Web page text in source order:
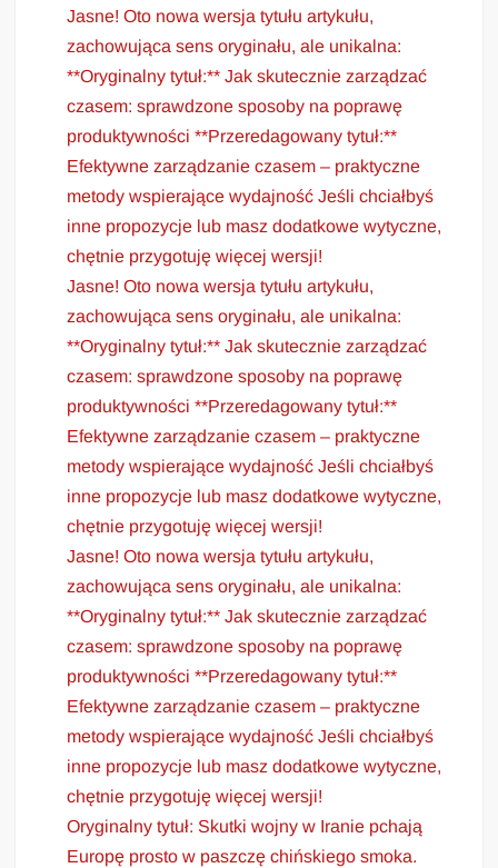
Jasne! Oto nowa wersja tytułu artykułu,
zachowująca sens oryginału, ale unikalna:
**Oryginalny tytuł:** Jak skutecznie zarządzać
czasem: sprawdzone sposoby na poprawę
produktywności **Przeredagowany tytuł:**
Efektywne zarządzanie czasem – praktyczne
metody wspierające wydajność Jeśli chciałbyś
inne propozycje lub masz dodatkowe wytyczne,
chętnie przygotuję więcej wersji!
Jasne! Oto nowa wersja tytułu artykułu,
zachowująca sens oryginału, ale unikalna:
**Oryginalny tytuł:** Jak skutecznie zarządzać
czasem: sprawdzone sposoby na poprawę
produktywności **Przeredagowany tytuł:**
Efektywne zarządzanie czasem – praktyczne
metody wspierające wydajność Jeśli chciałbyś
inne propozycje lub masz dodatkowe wytyczne,
chętnie przygotuję więcej wersji!
Jasne! Oto nowa wersja tytułu artykułu,
zachowująca sens oryginału, ale unikalna:
**Oryginalny tytuł:** Jak skutecznie zarządzać
czasem: sprawdzone sposoby na poprawę
produktywności **Przeredagowany tytuł:**
Efektywne zarządzanie czasem – praktyczne
metody wspierające wydajność Jeśli chciałbyś
inne propozycje lub masz dodatkowe wytyczne,
chętnie przygotuję więcej wersji!
Oryginalny tytuł: Skutki wojny w Iranie pchają
Europę prosto w paszczę chińskiego smoka.